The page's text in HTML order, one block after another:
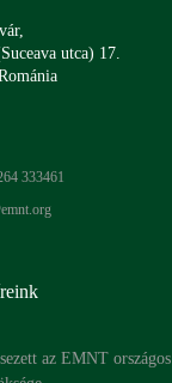
utca) 17.
333461
az EMNT országos